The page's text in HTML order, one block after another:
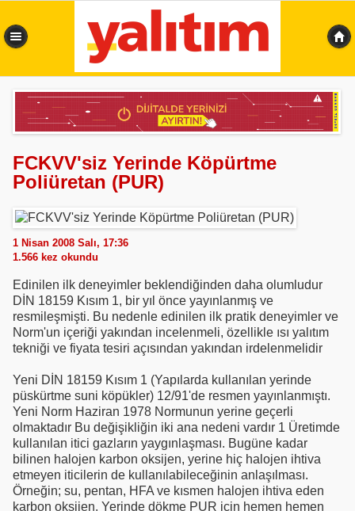
FCKVV'siz Yerinde Köpürtme
Poliüretan (PUR)
1 Nisan 2008 Salı, 17:36
1.566 kez okundu
Edinilen ilk deneyimler beklendiğinden daha olumludur
DİN 18159 Kısım 1, bir yıl önce yayınlanmış ve
resmileşmişti. Bu nedenle edinilen ilk pratik deneyimler ve
Norm'un içeriği yakından incelenmeli, özellikle ısı yalıtım
tekniği ve fiyata tesiri açısından yakından irdelenmelidir
Yeni DİN 18159 Kısım 1 (Yapılarda kullanılan yerinde
püskürtme suni köpükler) 12/91'de resmen yayınlanmıştı.
Yeni Norm Haziran 1978 Normunun yerine geçerli
olmaktadır Bu değişikliğin iki ana nedeni vardır 1 Üretimde
kullanılan itici gazların yaygınlaşması. Bugüne kadar
bilinen halojen karbon oksijen, yerine hiç halojen ihtiva
etmeyen iticilerin de kullanılabileceğinin anlaşılması.
Örneğin; su, pentan, HFA ve kısmen halojen ihtiva eden
karbon oksijen. Yerinde dökme PUR için hemen hemen
0,348 sn